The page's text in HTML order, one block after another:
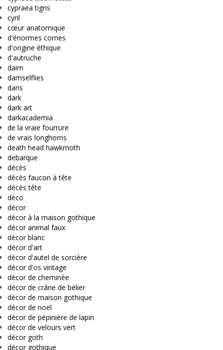
cypraea tigris
cyril
cœur anatomique
d'énormes cornes
d'origine éthique
d'autruche
daim
damselflies
dans
dark
dark art
darkacademia
de la vraie fourrure
de vrais longhorns
death head hawkmoth
debarque
décès
décès faucon à tête
décès tête
déco
décor
décor à la maison gothique
décor animal faux
décor blanc
décor d'art
décor d'autel de sorcière
décor d'os vintage
décor de cheminée
décor de crâne de bélier
décor de maison gothique
décor de noël
décor de pépinière de lapin
décor de velours vert
décor goth
décor gothique